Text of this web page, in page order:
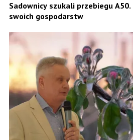
Sadownicy szukali przebiegu
swoich gospodarstw